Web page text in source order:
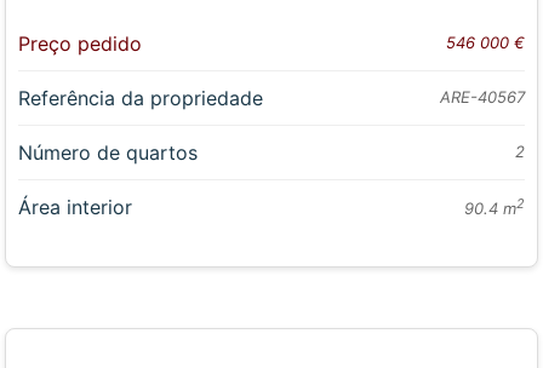
Preço pedido 546 000 €
Referência da propriedade ARE-40567
Número de quartos 2
Área interior 90.4 m2